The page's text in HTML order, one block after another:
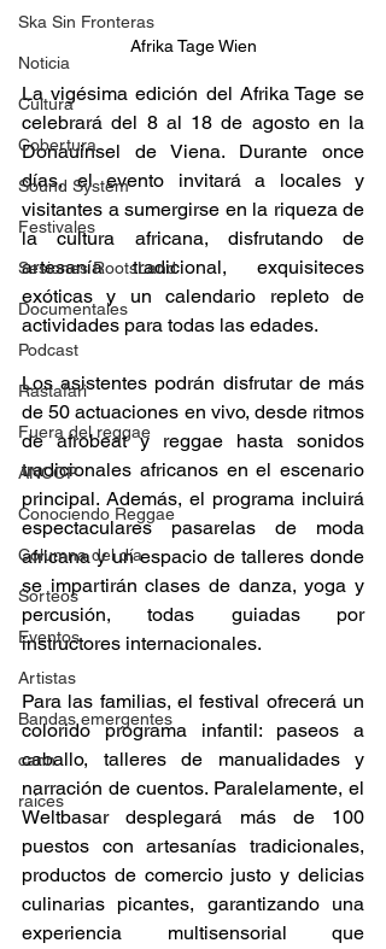
Ska Sin Fronteras
Noticia
Cultura
Cobertura
Sound System
Festivales
Sesiones RootsLand
Documentales
Podcast
Rastafari
Fuera del reggae
ANCOP
Conociendo Reggae
Columna del día
Sorteos
Eventos
Artistas
Bandas emergentes
cann
raices
Afrika Tage Wien
La vigésima edición del Afrika Tage se
celebrará del 8 al 18 de agosto en la
Donauinsel de Viena. Durante once
días, el evento invitará a locales y
visitantes a sumergirse en la riqueza de
la cultura africana, disfrutando de
artesanía tradicional, exquisiteces
exóticas y un calendario repleto de
actividades para todas las edades.
Los asistentes podrán disfrutar de más
de 50 actuaciones en vivo, desde ritmos
de afrobeat y reggae hasta sonidos
tradicionales africanos en el escenario
principal. Además, el programa incluirá
espectaculares pasarelas de moda
africana y un espacio de talleres donde
se impartirán clases de danza, yoga y
percusión, todas guiadas por
instructores internacionales.
Para las familias, el festival ofrecerá un
colorido programa infantil: paseos a
caballo, talleres de manualidades y
narración de cuentos. Paralelamente, el
Weltbasar desplegará más de 100
puestos con artesanías tradicionales,
productos de comercio justo y delicias
culinarias picantes, garantizando una
experiencia multisensorial que